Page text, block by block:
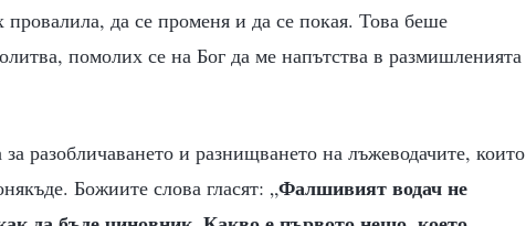
провалила, да се променя и да се покая. Това беше
помолих се на Бог да ме напътства в размишленията
разобличаването и разнищването на лъжеводачите, които
Божиите слова гласят: „Фалшивият водач не